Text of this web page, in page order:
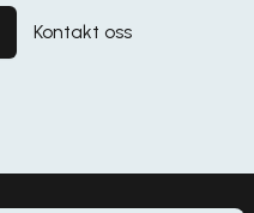
Kontakt oss